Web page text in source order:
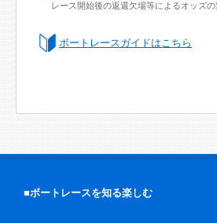
レース開始後の返還欠場等によるオッズの
ボートレースガイドはこちら
■ボートレースを知る楽しむ